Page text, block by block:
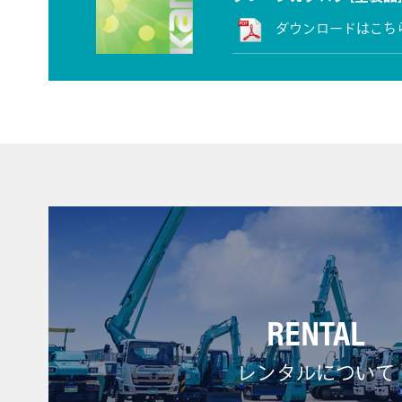
ダウンロードはこち
RENTAL
レンタルについて